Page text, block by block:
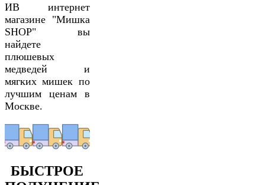
ИВ интернет
магазине "Мишка
SHOP" вы
найдете
плюшевых
медведей и
мягких мишек по
лучшим ценам в
Москве.
БЫСТРОЕ